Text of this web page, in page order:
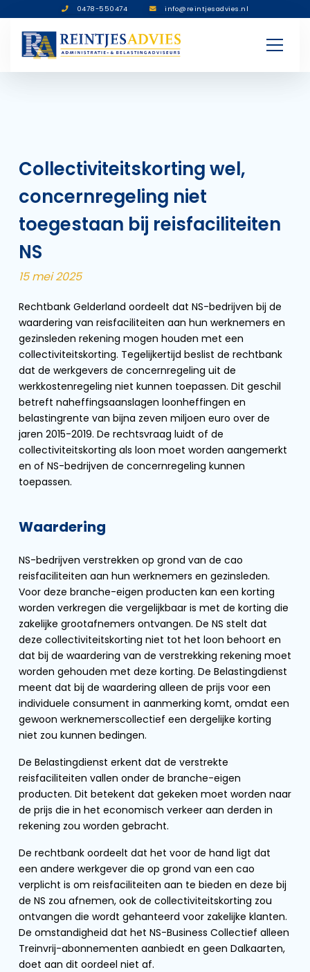
0478-550474 info@reintjesadvies.nl
Collectiviteitskorting wel,
concernregeling niet
toegestaan bij reisfaciliteiten
NS
15 mei 2025
Rechtbank Gelderland oordeelt dat NS-bedrijven bij de
waardering van reisfaciliteiten aan hun werknemers en
gezinsleden rekening mogen houden met een
collectiviteitskorting. Tegelijkertijd beslist de rechtbank
dat de werkgevers de concernregeling uit de
werkkostenregeling niet kunnen toepassen. Dit geschil
betreft naheffingsaanslagen loonheffingen en
belastingrente van bijna zeven miljoen euro over de
jaren 2015-2019. De rechtsvraag luidt of de
collectiviteitskorting als loon moet worden aangemerkt
en of NS-bedrijven de concernregeling kunnen
toepassen.
Waardering
NS-bedrijven verstrekken op grond van de cao
reisfaciliteiten aan hun werknemers en gezinsleden.
Voor deze branche-eigen producten kan een korting
worden verkregen die vergelijkbaar is met de korting die
zakelijke grootafnemers ontvangen. De NS stelt dat
deze collectiviteitskorting niet tot het loon behoort en
dat bij de waardering van de verstrekking rekening moet
worden gehouden met deze korting. De Belastingdienst
meent dat bij de waardering alleen de prijs voor een
individuele consument in aanmerking komt, omdat een
gewoon werknemerscollectief een dergelijke korting
niet zou kunnen bedingen.
De Belastingdienst erkent dat de verstrekte
reisfaciliteiten vallen onder de branche-eigen
producten. Dit betekent dat gekeken moet worden naar
de prijs die in het economisch verkeer aan derden in
rekening zou worden gebracht.
De rechtbank oordeelt dat het voor de hand ligt dat
een andere werkgever die op grond van een cao
verplicht is om reisfaciliteiten aan te bieden en deze bij
de NS zou afnemen, ook de collectiviteitskorting zou
ontvangen die wordt gehanteerd voor zakelijke klanten.
De omstandigheid dat het NS-Business Collectief alleen
Treinvrij-abonnementen aanbiedt en geen Dalkaarten,
doet aan dit oordeel niet af.